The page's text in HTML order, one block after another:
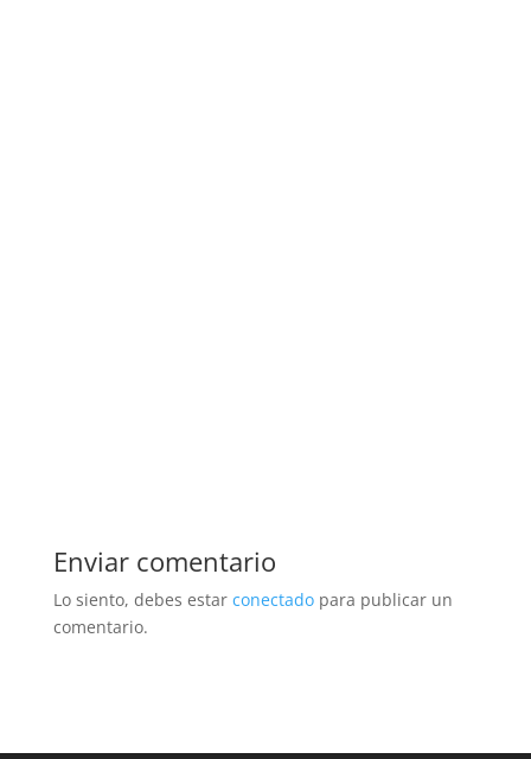
Enviar comentario
Lo siento, debes estar conectadopara publicar un
comentario.